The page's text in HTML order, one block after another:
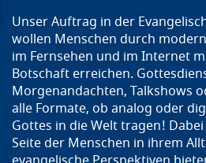
Unser Auftrag in der
wollen Menschen durch
im Fernsehen und im Internet
Botschaft erreichen.
Morgenandachten, Talkshows
alle Formate, ob analog oder
Gottes in die Welt tragen!
Seite der Menschen in ihrem